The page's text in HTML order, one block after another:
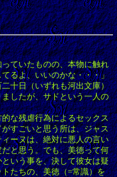
ていたものの、本物に触れ
るよ、いいのかな・・・」
十日（いずれも河出文庫）
したが、サドという一人の
な残虐行為によるセックス
すごいと思う所は、ジャス
ーヌは、絶対に悪人の言い
と思う。でも、美徳って何
いう事を、決して彼女は疑
たちの、美徳（=常識）を